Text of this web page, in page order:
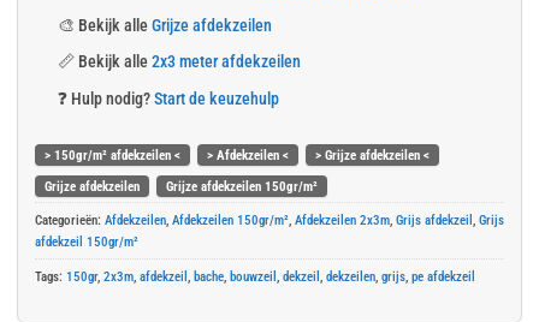
🎨 Bekijk alleGrijze afdekzeilen
📏 Bekijk alle 2x3 meter afdekzeilen
❓ Hulp nodig? Start de keuzehulp
> 150gr/m² afdekzeilen < > Afdekzeilen <
> Grijze afdekzeilen <
Grijze afdekzeilen
Grijze afdekzeilen 150gr/m²
Categorieën: Afdekzeilen Afdekzeilen 150gr/m² Afdekzeilen 2x3m Grijs afdekzeil Grijs
afdekzeil 150gr/m²
Tags: 150gr, 2x3m afdekzeil bache bouwzeil dekzeil dekzeilen grijs pe afdekzeil